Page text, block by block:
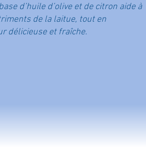
d’huile d’olive et de citron aide à
de la laitue, tout en
délicieuse et fraîche.